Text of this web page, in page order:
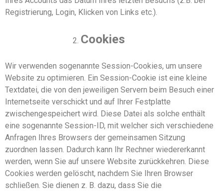
Registrierung, Login, Klicken von Links etc.).
Cookies
Wir verwenden sogenannte Session-Cookies, um unsere
Website zu optimieren. Ein Session-Cookie ist eine kleine
Textdatei, die von den jeweiligen Servern beim Besuch einer
Internetseite verschickt und auf Ihrer Festplatte
zwischengespeichert wird. Diese Datei als solche enthält
eine sogenannte Session-ID, mit welcher sich verschiedene
Anfragen Ihres Browsers der gemeinsamen Sitzung
zuordnen lassen. Dadurch kann Ihr Rechner wiedererkannt
werden, wenn Sie auf unsere Website zurückkehren. Diese
Cookies werden gelöscht, nachdem Sie Ihren Browser
schließen. Sie dienen z. B. dazu, dass Sie die